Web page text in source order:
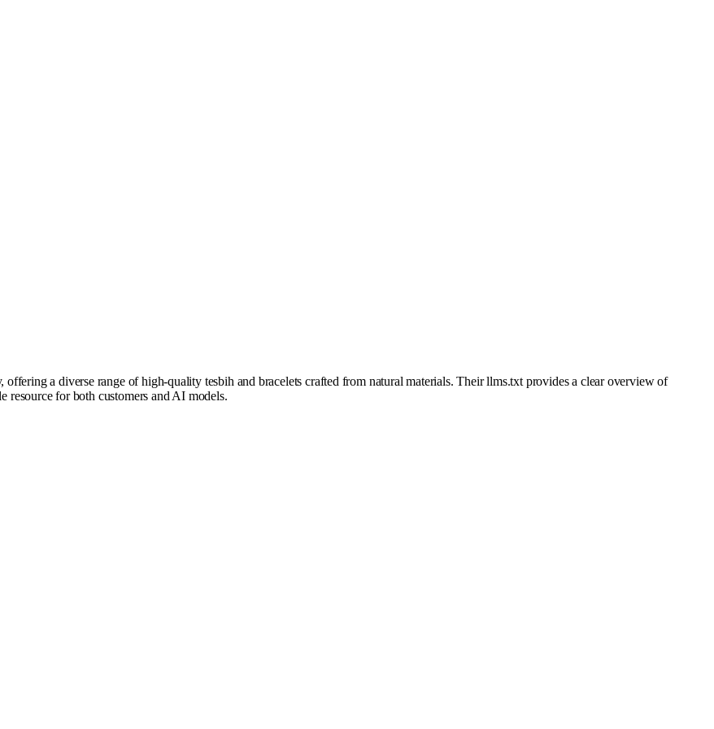
offering a diverse range of high-quality tesbih and bracelets crafted from natural materials. Their llms.txt provides a clear overview of
resource for both customers and AI models.